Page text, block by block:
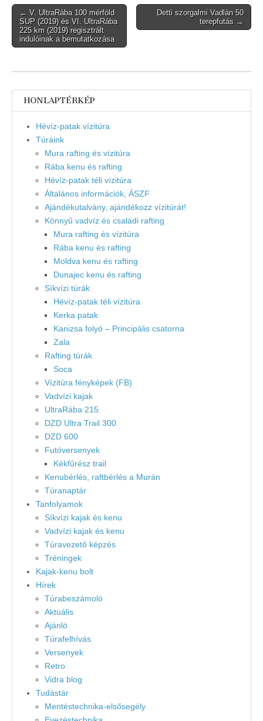
Post
navigation
← V. UltraRába 100 mérföld
SUP (2019) és VI. UltraRába
225 km (2019) regisztrált
indulóinak a bemutatkozása
Detti szorgalmi Vadlán 50
terepfutás →
HONLAPTÉRKÉP
Hévíz-patak vízitúra
Túráink
Mura rafting és vízitúra
Rába kenu és rafting
Hévíz-patak téli vízitúra
Általános információk, ÁSZF
Ajándékutalvány, ajándékozz vízitúrát!
Könnyű vadvíz és családi rafting
Mura rafting és vízitúra
Rába kenu és rafting
Moldva kenu és rafting
Dunajec kenu és rafting
Síkvízi túrák
Hévíz-patak téli vízitúra
Kerka patak
Kanizsa folyó – Principális csatorna
Zala
Rafting túrák
Soca
Vízitúra fényképek (FB)
Vadvízi kajak
UltraRába 215
DZD Ultra Trail 300
DZD 600
Futóversenyek
Kékfűrész trail
Kenubérlés, raftbérlés a Murán
Túranaptár
Tanfolyamok
Síkvízi kajak és kenu
Vadvízi kajak és kenu
Túravezető képzés
Tréningek
Kajak-kenu bolt
Hírek
Túrabeszámoló
Aktuális
Ajánló
Túrafelhívás
Versenyek
Retro
Vidra blog
Tudástár
Mentéstechnika-elsősegély